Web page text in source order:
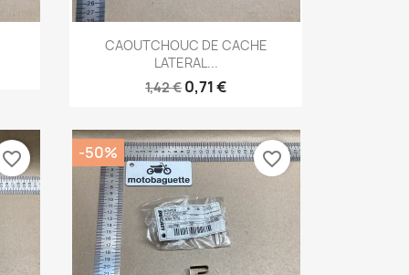
Aperçu rapide
CAOUTCHOUC DE CACHE
LATERAL...
1,42 € 0,71 €
favorite_border -50% favorite_border